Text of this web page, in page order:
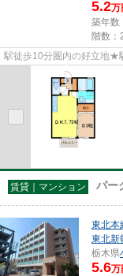
5.2万
築年数
階数：
駅徒歩10分圏内の好立地
賃貸｜マンション パー
東北本
東北新
栃木県
5.6万